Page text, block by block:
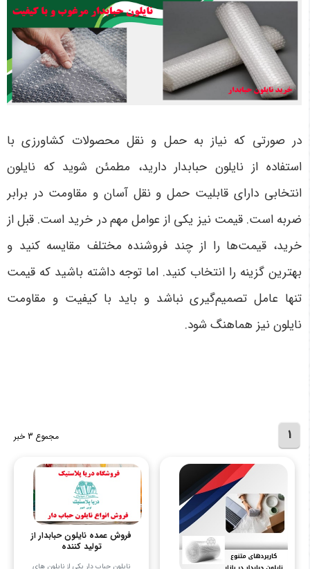
در صورتی که نیاز به حمل و نقل محصولات کشاورزی با
استفاده از نایلون حبابدار دارید، مطمئن شوید که نایلون
انتخابی دارای قابلیت حمل و نقل آسان و مقاومت در برابر
ضربه است. قیمت نیز یکی از عوامل مهم در خرید است. قبل از
خرید، قیمت‌ها را از چند فروشنده مختلف مقایسه کنید و
بهترین گزینه را انتخاب کنید. اما توجه داشته باشید که قیمت
تنها عامل تصمیم‌گیری نباشد و باید با کیفیت و مقاومت
نایلون نیز هماهنگ شود.
1 مجموع 3 خبر
فروش عمده نایلون حبابدار از
تولید کننده
نایلون حباب‌ دار یکی از نایلون‌ های